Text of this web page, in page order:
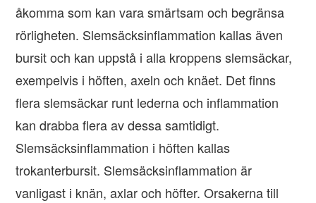
åkomma som kan vara smärtsam och begränsa
rörligheten. Slemsäcksinflammation kallas även
bursit och kan uppstå i alla kroppens slemsäckar,
exempelvis i höften, axeln och knäet. Det finns
flera slemsäckar runt lederna och inflammation
kan drabba flera av dessa samtidigt.
Slemsäcksinflammation i höften kallas
trokanterbursit. Slemsäcksinflammation är
vanligast i knän, axlar och höfter. Orsakerna till